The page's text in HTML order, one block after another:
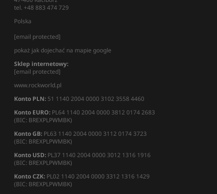
tel. +48 883 474 729
Polska
[email protected]
pokaż jak dojechać na mapie google
Sklep internetowy:
[email protected]
www.rockworld.pl
Konto PLN: 51 1140 2004 0000 3102 3558 4460
Konto EURO: PL64 1140 2004 0000 3812 0174 2683
(BIC: BREXPLPWMBK)
Konto GB: PL63 1140 2004 0000 3112 0174 3723
(BIC: BREXPLPWMBK)
Konto USD: PL37 1140 2004 0000 3012 1316 1916
(BIC: BREXPLPWMBK)
Konto CZK: PL02 1140 2004 0000 3312 1316 1429
(BIC: BREXPLPWMBK)